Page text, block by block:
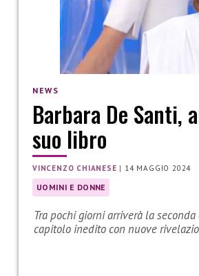
NEWS
Barbara De Santi,
suo libro
VINCENZO CHIANESE | 14 MAGGIO 2024
UOMINI E DONNE
Tra pochi giorni arriverà la
capitolo inedito con nuove